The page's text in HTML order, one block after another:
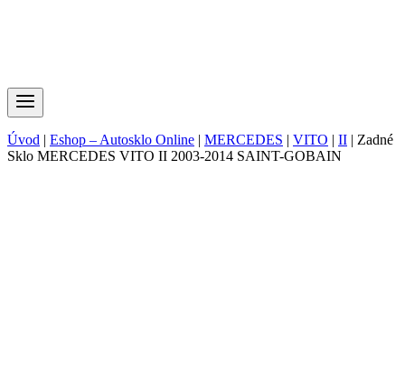
Úvod | Eshop – Autosklo Online | MERCEDES | VITO | II | Zadné
Sklo MERCEDES VITO II 2003-2014 SAINT-GOBAIN